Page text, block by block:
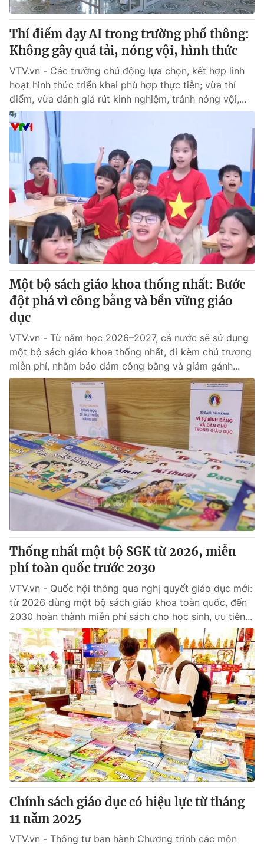
Thí điểm dạy AI trong trường phổ thông:
Không gây quá tải, nóng vội, hình thức
VTV.vn - Các trường chủ động lựa chọn, kết hợp linh
hoạt hình thức triển khai phù hợp thực tiễn; vừa thí
điểm, vừa đánh giá rút kinh nghiệm, tránh nóng vội,...
Một bộ sách giáo khoa thống nhất: Bước
đột phá vì công bằng và bền vững giáo
dục
VTV.vn - Từ năm học 2026–2027, cả nước sẽ sử dụng
một bộ sách giáo khoa thống nhất, đi kèm chủ trương
miễn phí, nhằm bảo đảm công bằng và giảm gánh...
Thống nhất một bộ SGK từ 2026, miễn
phí toàn quốc trước 2030
VTV.vn - Quốc hội thông qua nghị quyết giáo dục mới:
từ 2026 dùng một bộ sách giáo khoa toàn quốc, đến
2030 hoàn thành miễn phí sách cho học sinh, ưu tiên...
Chính sách giáo dục có hiệu lực từ tháng
11 năm 2025
VTV.vn - Thông tư ban hành Chương trình các môn